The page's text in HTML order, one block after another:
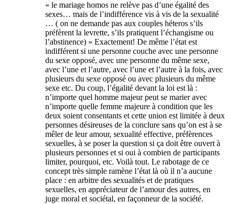
« le mariage homos ne relève pas d’une égalité des
sexes… mais de l’indifférence vis à vis de la sexualité
… ( on ne demande pas aux couples héteros s’ils
préfèrent la levrette, s’ils pratiquent l’échangisme ou
l’abstinence) » Exactement! De même l’état est
indifférent si une personne couche avec une personne
du sexe opposé, avec une personne du même sexe,
avec l’une et l’autre, avec l’une et l’autre à la fois, avec
plusieurs du sexe opposé ou avec plusieurs du même
sexe etc. Du coup, l’égalité devant la loi est là :
n’importe quel homme majeur peut se marier avec
n’importe quelle femme majeure à condition que les
deux soient consentants et cette union est limitée à deux
personnes désireuses de la conclure sans qu’on est à se
mêler de leur amour, sexualité effective, préfèrences
sexuelles, à se poser la question si ça doit être ouvert à
plusieurs personnes et si oui à combien de participants
limiter, pourquoi, etc. Voilà tout. Le rabotage de ce
concept très simple ramène l’état là où il n’a aucune
place : en arbitre des sexualités et de pratiques
sexuelles, en appréciateur de l’amour des autres, en
juge moral et sociétal, en façonneur de la société.